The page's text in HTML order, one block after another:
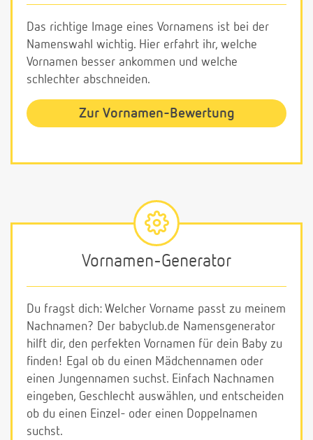
Das richtige Image eines Vornamens ist bei der
Namenswahl wichtig. Hier erfahrt ihr, welche
Vornamen besser ankommen und welche
schlechter abschneiden.
Zur Vornamen-Bewertung
Vornamen-Generator
Du fragst dich: Welcher Vorname passt zu meinem
Nachnamen? Der babyclub.de Namensgenerator
hilft dir, den perfekten Vornamen für dein Baby zu
finden! Egal ob du einen Mädchennamen oder
einen Jungennamen suchst. Einfach Nachnamen
eingeben, Geschlecht auswählen, und entscheiden
ob du einen Einzel- oder einen Doppelnamen
suchst.